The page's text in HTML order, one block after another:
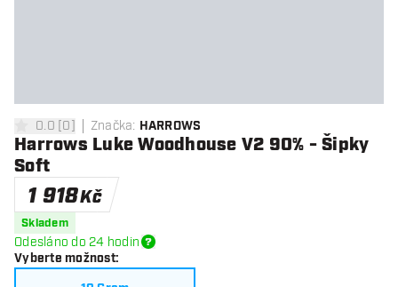
0 hodnoticí hvězdičky
0.0 [0] Značka: HARROWS
Harrows Luke Woodhouse V2 90% - Šipky
Soft
1 918Kč
Skladem
Odesláno do 24 hodin
Vyberte možnost: